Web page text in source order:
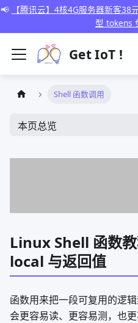
📢
【腾讯云】4核4G服务器新客
型 tokens
Get IoT !
Shell 函数调用
本页总览
Linux Shell 函数教
local 与返回值
函数用来把一段可复用的逻
会更容易读、更容易测，也